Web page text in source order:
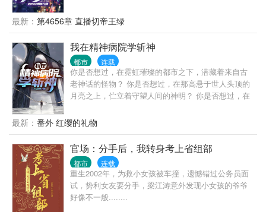
为赌石而产生的恩仇，需要靠赌石来了结。 但赌石从
来都是一刀天堂，一刀地狱。 石头不骗人，骗人的都
是人。 在赌石的圈子中人心如鬼域。 但是，每一块石
头都藏着人与人的勾心斗角，血泪恩仇。
最新： 第4656章 直播切帝王绿
我在精神病院学斩神
都市 连载
你是否想过，在霓虹璀璨的都市之下，潜藏着来自古
老神话的怪物？ 你是否想过，在那高悬于世人头顶的
月亮之上，伫立着守望人间的神明？ 你是否想过，在
超凡之人？ 人类统治的社会中，潜伏着无数诡异； 在
那些无人问津的生命禁区，居住着古老的神明。 炽天
使米迦勒，冥王哈迪斯，海神波塞冬…… 而属于大夏
的神明，究竟去了何处？ 在这属于“人”的世界，“神
秘”需要被肃清！
最新： 番外 红缨的礼物
官场：分手后，我转身考上省组部
都市 连载
重生2002年，为救小女孩被车撞，遗憾错过公务员面
试，势利女友要分手，梁江涛意外发现小女孩的爷爷
好像不一般........